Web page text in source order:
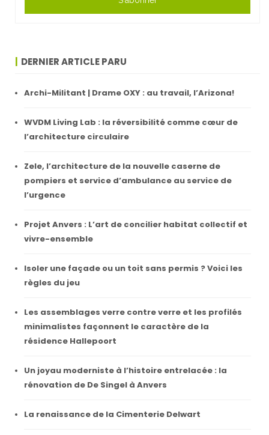
DERNIER ARTICLE PARU
Archi-Militant | Drame OXY : au travail, l’Arizona!
WVDM Living Lab : la réversibilité comme cœur de
l’architecture circulaire
Zele, l’architecture de la nouvelle caserne de
pompiers et service d’ambulance au service de
l’urgence
Projet Anvers : L’art de concilier habitat collectif et
vivre-ensemble
Isoler une façade ou un toit sans permis ? Voici les
règles du jeu
Les assemblages verre contre verre et les profilés
minimalistes façonnent le caractère de la
résidence Hallepoort
Un joyau moderniste à l’histoire entrelacée : la
rénovation de De Singel à Anvers
La renaissance de la Cimenterie Delwart